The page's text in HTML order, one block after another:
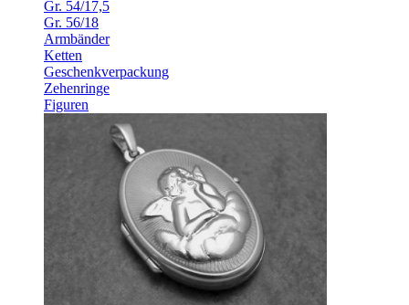
Gr. 54/17,5
Gr. 56/18
Armbänder
Ketten
Geschenkverpackung
Zehenringe
Figuren